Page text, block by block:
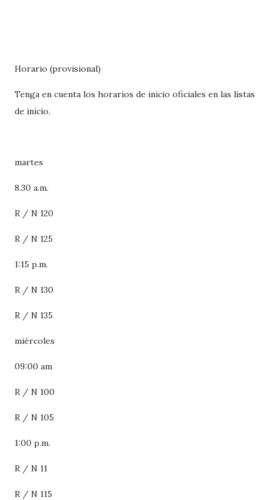
Horario (provisional)
Tenga en cuenta los horarios de inicio oficiales en las listas
de inicio.
martes
8.30 a.m.
R / N 120
R / N 125
1:15 p.m.
R / N 130
R / N 135
miércoles
09:00 am
R / N 100
R / N 105
1:00 p.m.
R / N 11
R / N 115